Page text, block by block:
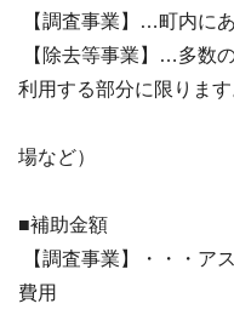
【調査事業】…町内に
【除去等事業】…多数
利用する部分に限ります
（例：店舗、
場など）
■補助金額
【調査事業】・・・ア
費用